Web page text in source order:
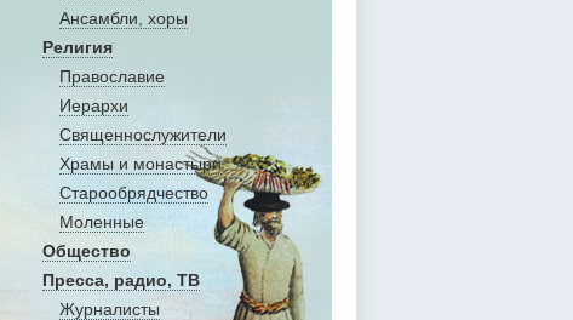
Aнсамбли, хоры
Религия
Православие
Иерархи
Священнослужители
Храмы и монастыри
Старообрядчество
Моленные
Общество
Пресса, радио, ТВ
Журналисты